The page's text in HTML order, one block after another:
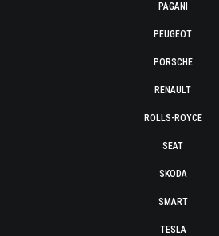
PAGANI
PEUGEOT
PORSCHE
RENAULT
ROLLS-ROYCE
SEAT
SKODA
SMART
TESLA